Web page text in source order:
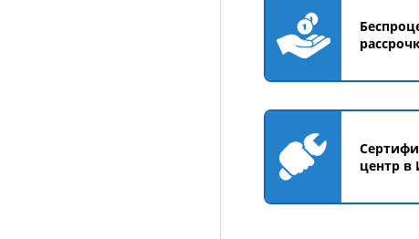
центр в